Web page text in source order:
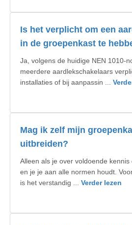
Is het verplicht om een
in de groepenkast te
Ja, volgens de huidige NEN 1010-
meerdere aardlekschakelaars
installaties of bij aanpassin ...
Mag ik zelf mijn
uitbreiden?
Alleen als je over voldoende kennis
en je je aan alle normen houdt.
is het verstandig ... Verder lezen